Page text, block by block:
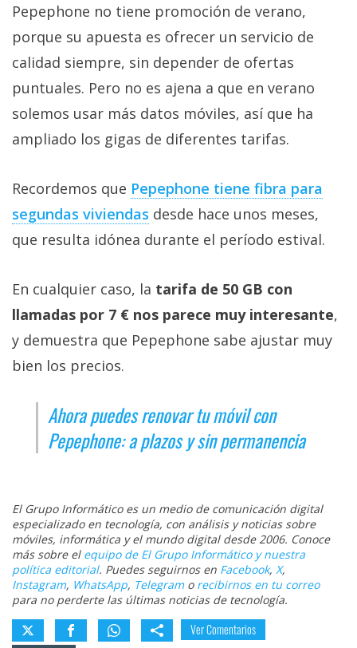
Pepephone no tiene promoción de verano,
porque su apuesta es ofrecer un servicio de
calidad siempre, sin depender de ofertas
puntuales. Pero no es ajena a que en verano
solemos usar más datos móviles, así que ha
ampliado los gigas de diferentes tarifas.
Recordemos que Pepephone tiene fibra para
segundas viviendas‎ desde hace unos meses,
que resulta idónea durante el período estival.
En cualquier caso, la tarifa de 50 GB con
llamadas por 7 € nos parece muy interesante,
y demuestra que Pepephone sabe ajustar muy
bien los precios.
Ahora puedes renovar tu móvil con
Pepephone: a plazos y sin permanencia
El Grupo Informático es un medio de comunicación digital
especializado en tecnología, con análisis y noticias sobre
móviles, informática y el mundo digital desde 2006. Conoce
más sobre el equipo de El Grupo Informático y nuestra
política editorial. Puedes seguirnos en Facebook, X,
Instagram, WhatsApp, Telegramo recibirnos en tu correo
para no perderte las últimas noticias de tecnología.
Ver Comentarios